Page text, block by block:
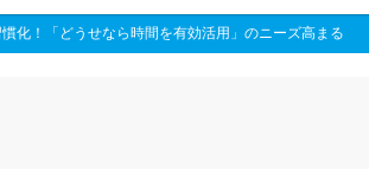
化！「どうせなら時間を有効活用」のニーズ高まる